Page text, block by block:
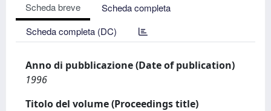
Scheda breve
Scheda completa
Scheda completa (DC)
Anno di pubblicazione (Date of publication)
1996
Titolo del volume (Proceedings title)